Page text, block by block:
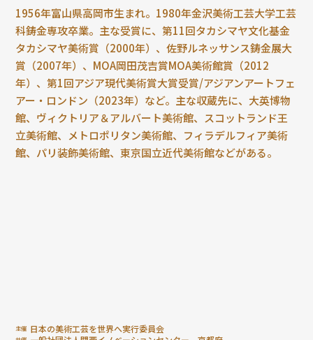
1956年富山県高岡市生まれ。1980年金沢美術工芸大学工芸
科鋳金専攻卒業。主な受賞に、第11回タカシマヤ文化基金
タカシマヤ美術賞（2000年）、佐野ルネッサンス鋳金展大
賞（2007年）、MOA岡田茂吉賞MOA美術館賞（2012
年）、第1回アジア現代美術賞大賞受賞/アジアンアートフェ
アー・ロンドン（2023年）など。主な収蔵先に、大英博物
館、ヴィクトリア＆アルバート美術館、スコットランド王
立美術館、メトロポリタン美術館、フィラデルフィア美術
館、パリ装飾美術館、東京国立近代美術館などがある。
主催 日本の美術工芸を世界へ実行委員会